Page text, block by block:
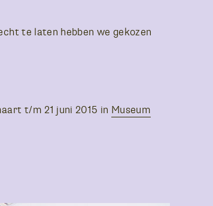
te laten hebben we gekozen
t/m 21 juni 2015 in Museum